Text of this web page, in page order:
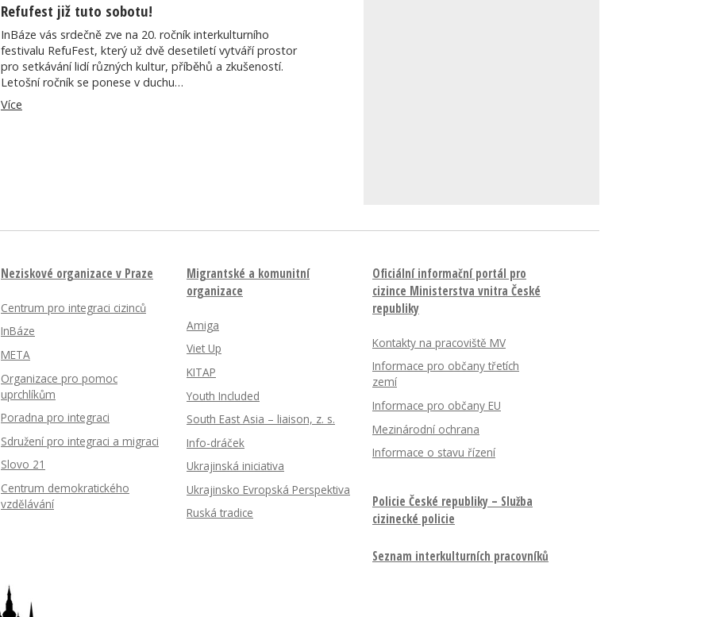
Refufest již tuto sobotu!
InBáze vás srdečně zve na 20. ročník interkulturního
festivalu RefuFest, který už dvě desetiletí vytváří prostor
pro setkávání lidí různých kultur, příběhů a zkušeností.
Letošní ročník se ponese v duchu…
Více
Neziskové organizace v Praze
Centrum pro integraci cizinců
InBáze
META
Organizace pro pomoc
uprchlíkům
Poradna pro integraci
Sdružení pro integraci a migraci
Slovo 21
Centrum demokratického
vzdělávání
Migrantské a komunitní
organizace
Amiga
Viet Up
KITAP
Youth Included
South East Asia – liaison, z. s.
Info-dráček
Ukrajinská iniciativa
Ukrajinsko Evropská Perspektiva
Ruská tradice
Oficiální informační portál pro
cizince Ministerstva vnitra České
republiky
Kontakty na pracoviště MV
Informace pro občany třetích
zemí
Informace pro občany EU
Mezinárodní ochrana
Informace o stavu řízení
Policie České republiky – Služba
cizinecké policie
Seznam interkulturních pracovníků